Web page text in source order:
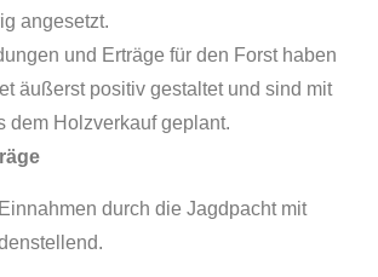
angesetzt.
und Erträge für den Forst haben
äußerst positiv gestaltet und sind mit
dem Holzverkauf geplant.
durch die Jagdpacht mit